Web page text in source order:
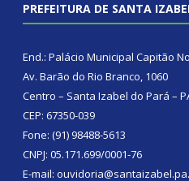
PREFEITURA DE SANTA
End.: Palácio Municipal Capitão
Av. Barão do Rio Branco, 1060
Centro – Santa Izabel do Pará –
CEP: 67350-039
Fone: (91) 98488-5613
CNPJ: 05.171.699/0001-76
E-mail: